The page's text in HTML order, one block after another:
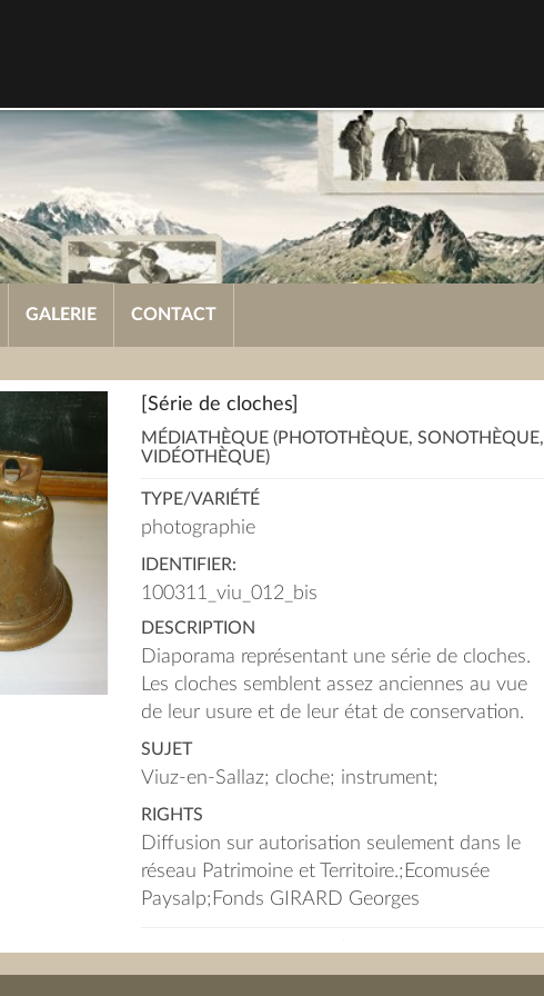
GALERIE CONTACT
[Série de cloches]
MÉDIATHÈQUE (PHOTOTHÈQUE, SONOTHÈQUE,
VIDÉOTHÈQUE)
TYPE/VARIÉTÉ
photographie
IDENTIFIER:
100311_viu_012_bis
DESCRIPTION
Diaporama représentant une série de cloches.
Les cloches semblent assez anciennes au vue
de leur usure et de leur état de conservation.
SUJET
Viuz-en-Sallaz; cloche; instrument;
RIGHTS
Diffusion sur autorisation seulement dans le
réseau Patrimoine et Territoire.;Ecomusée
Paysalp;Fonds GIRARD Georges